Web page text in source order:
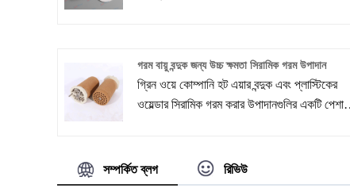
গরম বায়ু বন্দুক জন্য উচ্চ ক্ষমতা সিরামিক গরম উপাদান
গ্রিন ওয়ে কোম্পানি হট এয়ার বন্দুক এবং প্লাস্টিকের
ওয়েল্ডার সিরামিক গরম করার উপাদানগুলির একটি
পারি। হট এয়ার গান পণ্যগুলির জন্য উচ্চ ক্ষমতার
সিরামিক হিটিং এলিমেন্টের ভোল্টেজ, শক্তি এবং মাপ
সম্পর্কিত ব্লগ রিভিউ